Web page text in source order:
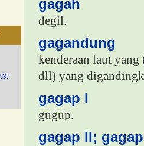
gagah
degil.
gagandung
kenderaan laut
dll) yang
gagap I
gugup.
gagap II;